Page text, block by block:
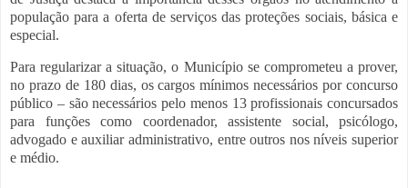
população para a oferta de serviços das proteções sociais, básica e
especial.
Para regularizar a situação, o Município se comprometeu a prover,
no prazo de 180 dias, os cargos mínimos necessários por concurso
público – são necessários pelo menos 13 profissionais concursados
para funções como coordenador, assistente social, psicólogo,
advogado e auxiliar administrativo, entre outros nos níveis superior
e médio.